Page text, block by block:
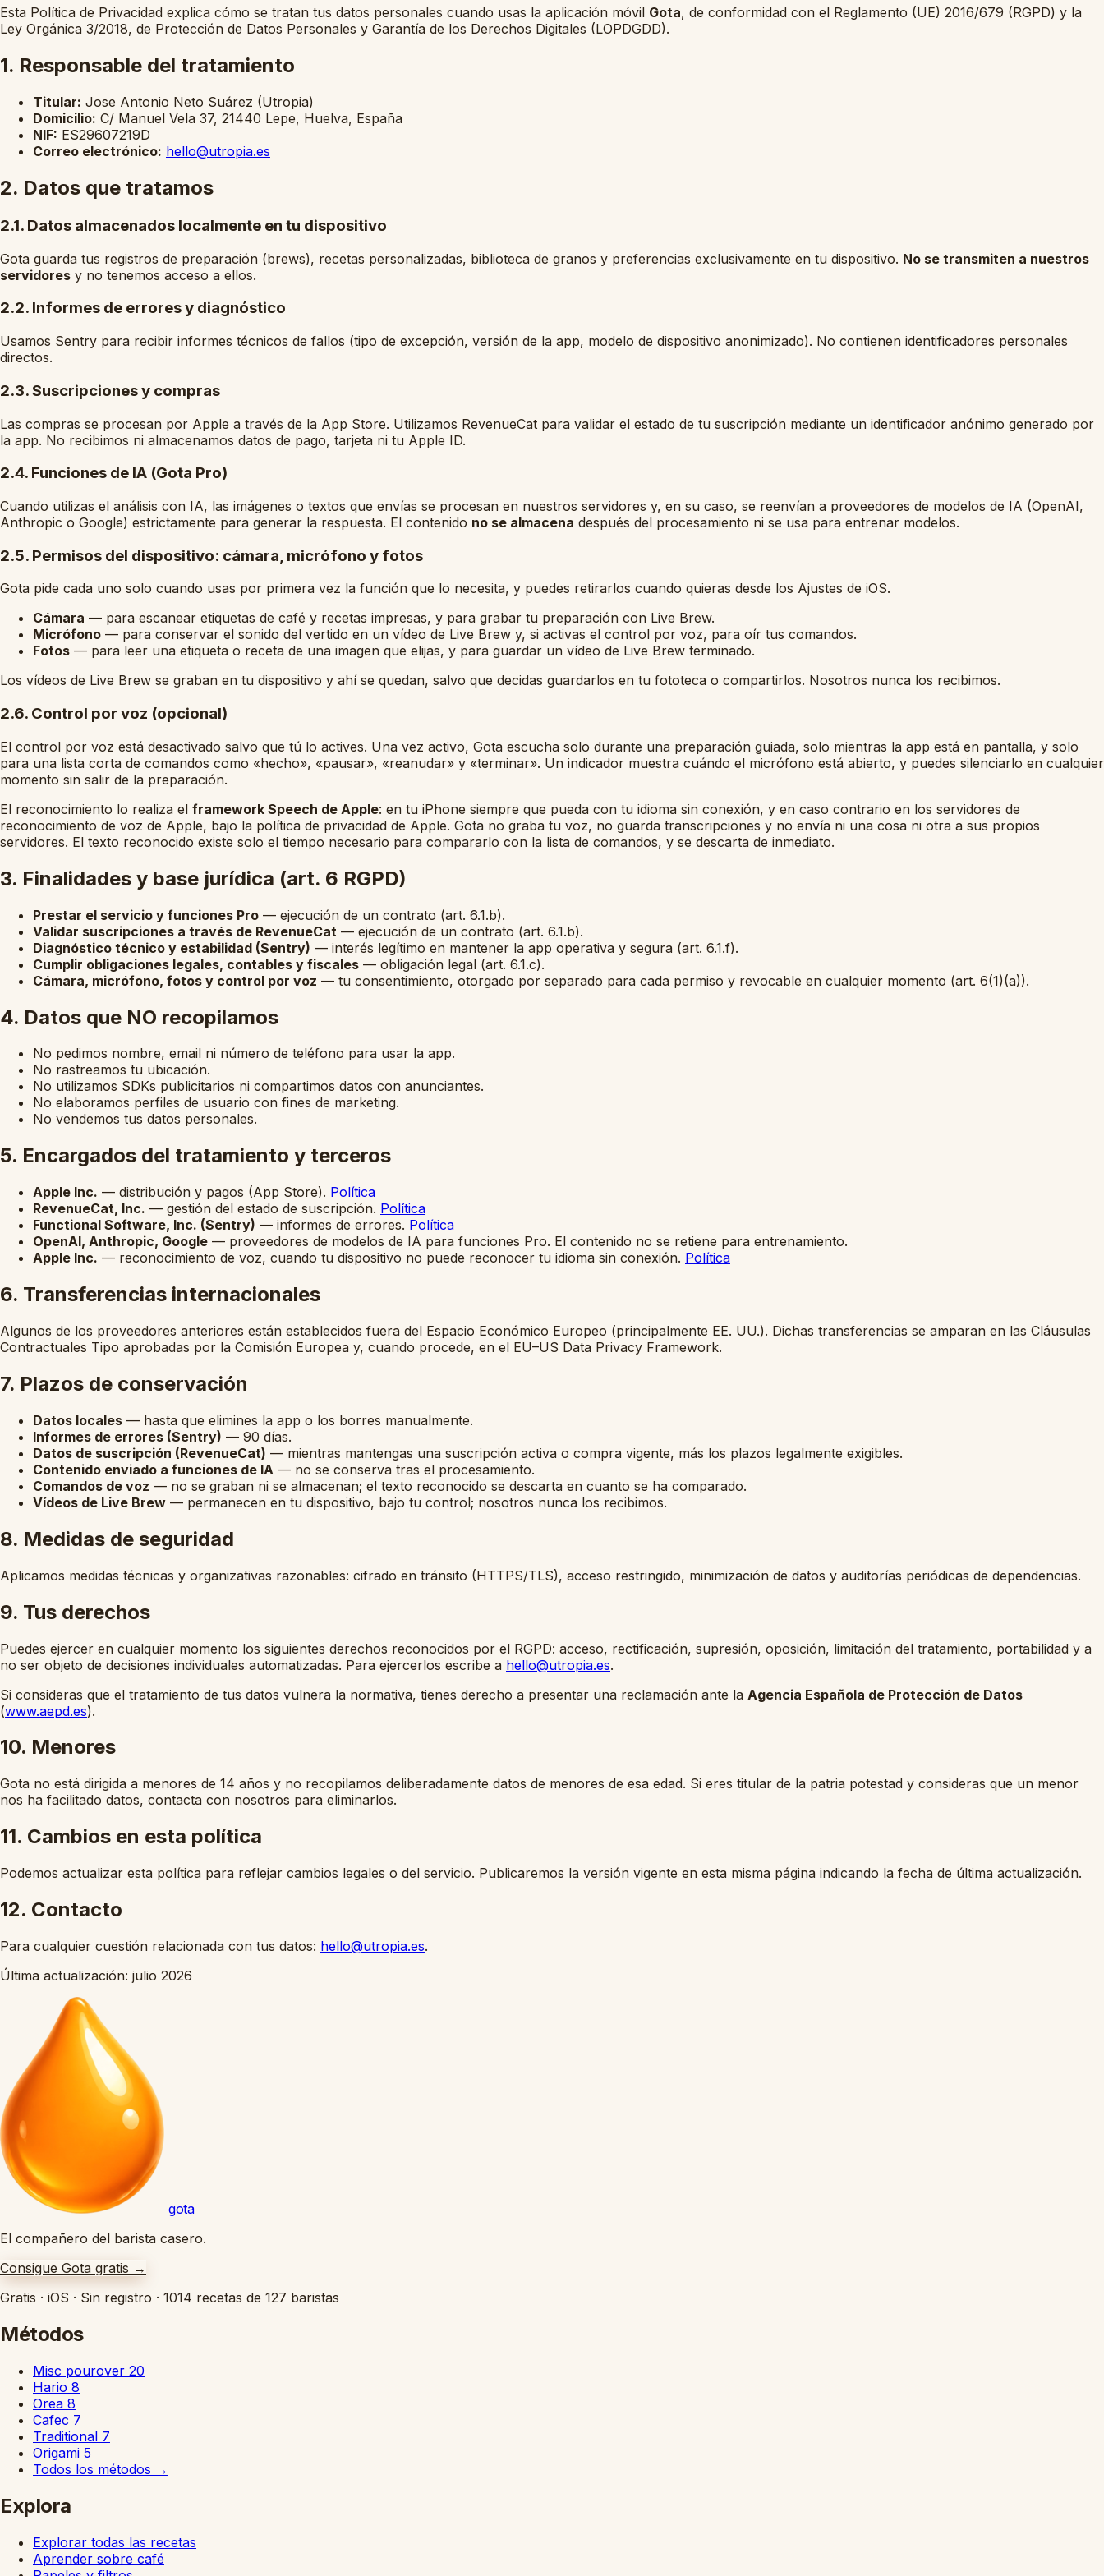
Esta Política de Privacidad explica cómo se tratan tus datos personales cuando usas la aplicación móvil Gota, de conformidad con el Reglamento (UE) 2016/679 (RGPD) y la
Ley Orgánica 3/2018, de Protección de Datos Personales y Garantía de los Derechos Digitales (LOPDGDD).
1. Responsable del tratamiento
Titular: Jose Antonio Neto Suárez (Utropia)
Domicilio: C/ Manuel Vela 37, 21440 Lepe, Huelva, España
NIF: ES29607219D
Correo electrónico: hello@utropia.es
2. Datos que tratamos
2.1. Datos almacenados localmente en tu dispositivo
Gota guarda tus registros de preparación (brews), recetas personalizadas, biblioteca de granos y preferencias exclusivamente en tu dispositivo. No se transmiten a nuestros
servidores y no tenemos acceso a ellos.
2.2. Informes de errores y diagnóstico
Usamos Sentry para recibir informes técnicos de fallos (tipo de excepción, versión de la app, modelo de dispositivo anonimizado). No contienen identificadores personales
directos.
2.3. Suscripciones y compras
Las compras se procesan por Apple a través de la App Store. Utilizamos RevenueCat para validar el estado de tu suscripción mediante un identificador anónimo generado por
la app. No recibimos ni almacenamos datos de pago, tarjeta ni tu Apple ID.
2.4. Funciones de IA (Gota Pro)
Cuando utilizas el análisis con IA, las imágenes o textos que envías se procesan en nuestros servidores y, en su caso, se reenvían a proveedores de modelos de IA (OpenAI,
Anthropic o Google) estrictamente para generar la respuesta. El contenido no se almacena después del procesamiento ni se usa para entrenar modelos.
2.5. Permisos del dispositivo: cámara, micrófono y fotos
Gota pide cada uno solo cuando usas por primera vez la función que lo necesita, y puedes retirarlos cuando quieras desde los Ajustes de iOS.
Cámara — para escanear etiquetas de café y recetas impresas, y para grabar tu preparación con Live Brew.
Micrófono — para conservar el sonido del vertido en un vídeo de Live Brew y, si activas el control por voz, para oír tus comandos.
Fotos — para leer una etiqueta o receta de una imagen que elijas, y para guardar un vídeo de Live Brew terminado.
Los vídeos de Live Brew se graban en tu dispositivo y ahí se quedan, salvo que decidas guardarlos en tu fototeca o compartirlos. Nosotros nunca los recibimos.
2.6. Control por voz (opcional)
El control por voz está desactivado salvo que tú lo actives. Una vez activo, Gota escucha solo durante una preparación guiada, solo mientras la app está en pantalla, y solo
para una lista corta de comandos como «hecho», «pausar», «reanudar» y «terminar». Un indicador muestra cuándo el micrófono está abierto, y puedes silenciarlo en cualquier
momento sin salir de la preparación.
El reconocimiento lo realiza el framework Speech de Apple: en tu iPhone siempre que pueda con tu idioma sin conexión, y en caso contrario en los servidores de
reconocimiento de voz de Apple, bajo la política de privacidad de Apple. Gota no graba tu voz, no guarda transcripciones y no envía ni una cosa ni otra a sus propios
servidores. El texto reconocido existe solo el tiempo necesario para compararlo con la lista de comandos, y se descarta de inmediato.
3. Finalidades y base jurídica (art. 6 RGPD)
Prestar el servicio y funciones Pro — ejecución de un contrato (art. 6.1.b).
Validar suscripciones a través de RevenueCat — ejecución de un contrato (art. 6.1.b).
Diagnóstico técnico y estabilidad (Sentry) — interés legítimo en mantener la app operativa y segura (art. 6.1.f).
Cumplir obligaciones legales, contables y fiscales — obligación legal (art. 6.1.c).
Cámara, micrófono, fotos y control por voz — tu consentimiento, otorgado por separado para cada permiso y revocable en cualquier momento (art. 6(1)(a)).
4. Datos que NO recopilamos
No pedimos nombre, email ni número de teléfono para usar la app.
No rastreamos tu ubicación.
No utilizamos SDKs publicitarios ni compartimos datos con anunciantes.
No elaboramos perfiles de usuario con fines de marketing.
No vendemos tus datos personales.
5. Encargados del tratamiento y terceros
Apple Inc. — distribución y pagos (App Store). Política
RevenueCat, Inc. — gestión del estado de suscripción. Política
Functional Software, Inc. (Sentry) — informes de errores. Política
OpenAI, Anthropic, Google — proveedores de modelos de IA para funciones Pro. El contenido no se retiene para entrenamiento.
Apple Inc. — reconocimiento de voz, cuando tu dispositivo no puede reconocer tu idioma sin conexión. Política
6. Transferencias internacionales
Algunos de los proveedores anteriores están establecidos fuera del Espacio Económico Europeo (principalmente EE. UU.). Dichas transferencias se amparan en las Cláusulas
Contractuales Tipo aprobadas por la Comisión Europea y, cuando procede, en el EU–US Data Privacy Framework.
7. Plazos de conservación
Datos locales — hasta que elimines la app o los borres manualmente.
Informes de errores (Sentry) — 90 días.
Datos de suscripción (RevenueCat) — mientras mantengas una suscripción activa o compra vigente, más los plazos legalmente exigibles.
Contenido enviado a funciones de IA — no se conserva tras el procesamiento.
Comandos de voz — no se graban ni se almacenan; el texto reconocido se descarta en cuanto se ha comparado.
Vídeos de Live Brew — permanecen en tu dispositivo, bajo tu control; nosotros nunca los recibimos.
8. Medidas de seguridad
Aplicamos medidas técnicas y organizativas razonables: cifrado en tránsito (HTTPS/TLS), acceso restringido, minimización de datos y auditorías periódicas de dependencias.
9. Tus derechos
Puedes ejercer en cualquier momento los siguientes derechos reconocidos por el RGPD: acceso, rectificación, supresión, oposición, limitación del tratamiento, portabilidad y a
no ser objeto de decisiones individuales automatizadas. Para ejercerlos escribe a hello@utropia.es.
Si consideras que el tratamiento de tus datos vulnera la normativa, tienes derecho a presentar una reclamación ante la Agencia Española de Protección de Datos
(www.aepd.es).
10. Menores
Gota no está dirigida a menores de 14 años y no recopilamos deliberadamente datos de menores de esa edad. Si eres titular de la patria potestad y consideras que un menor
nos ha facilitado datos, contacta con nosotros para eliminarlos.
11. Cambios en esta política
Podemos actualizar esta política para reflejar cambios legales o del servicio. Publicaremos la versión vigente en esta misma página indicando la fecha de última actualización.
12. Contacto
Para cualquier cuestión relacionada con tus datos: hello@utropia.es.
Última actualización: julio 2026
gota
El compañero del barista casero.
Consigue Gota gratis →
Gratis · iOS · Sin registro · 1014 recetas de 127 baristas
Métodos
Misc pourover 20
Hario 8
Orea 8
Cafec 7
Traditional 7
Origami 5
Todos los métodos →
Explora
Explorar todas las recetas
Aprender sobre café